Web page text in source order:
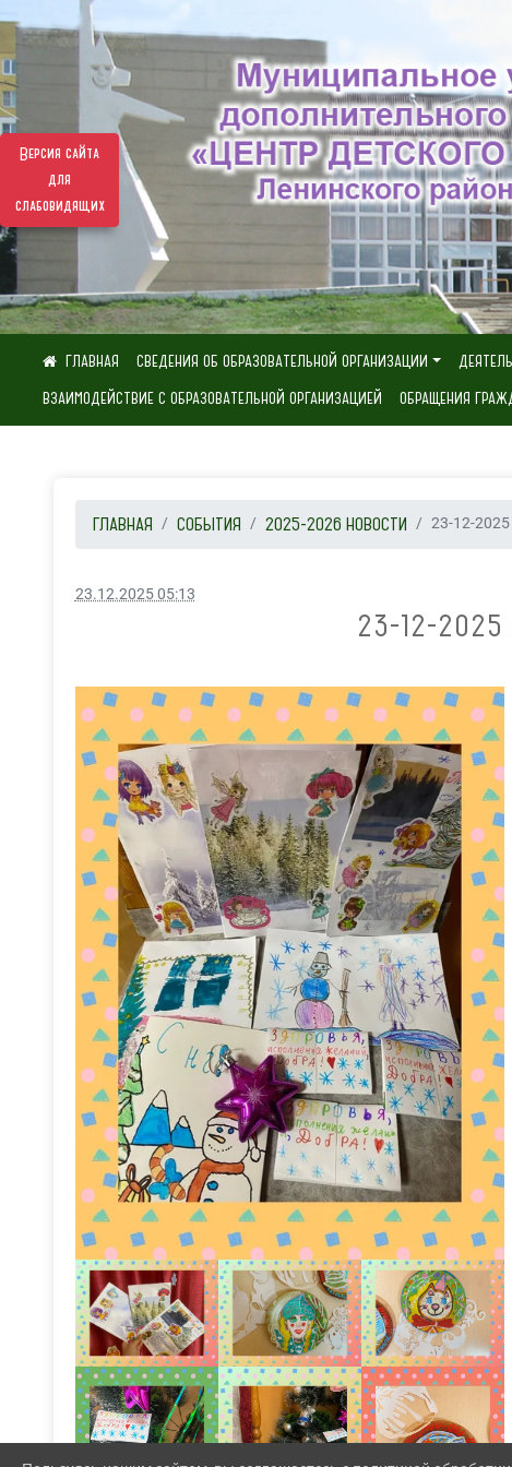
Версия сайта
для
слабовидящих
СВЕДЕНИЯ ОБ ОБРАЗОВАТЕЛЬНОЙ ОРГАНИЗАЦИИ
ВЗАИМОДЕЙСТВИЕ С ОБРАЗОВАТЕЛЬНОЙ ОРГАНИЗАЦИЕЙ
ОБРАЩЕНИЯ
ГЛАВНАЯ СОБЫТИЯ 2025-2026 НОВОСТИ 23-12-
23.12.2025 05:13
23-12-